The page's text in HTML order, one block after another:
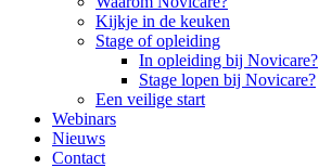
Kijkje in de keuken
Stage of opleiding
In opleiding bij Novicare?
Stage lopen bij Novicare?
Een veilige start
Webinars
Nieuws
Contact